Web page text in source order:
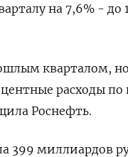
на 7,6% -
кварталом,
расходы
Роснефть.
399 миллиардов